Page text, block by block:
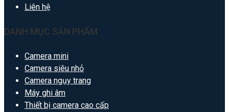
Liên hệ
DANH MỤC SẢN PHẨM
Camera mini
Camera siêu nhỏ
Camera ngụy trang
Máy ghi âm
Thiết bị camera cao cấp